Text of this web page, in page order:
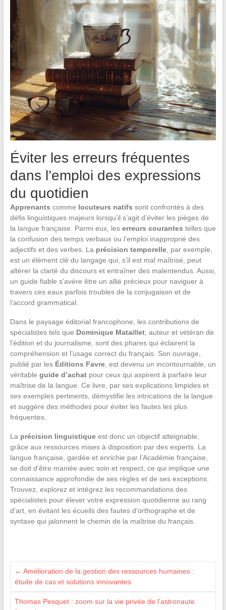
Éviter les erreurs fréquentes
dans l’emploi des expressions
du quotidien
Apprenants comme locuteurs natifs sont confrontés à des
défis linguistiques majeurs lorsqu’il s’agit d’éviter les pièges de
la langue française. Parmi eux, les erreurs courantes telles que
la confusion des temps verbaux ou l’emploi inapproprié des
adjectifs et des verbes. La précision temporelle, par exemple,
est un élément clé du langage qui, s’il est mal maîtrisé, peut
altérer la clarté du discours et entraîner des malentendus. Aussi,
un guide fiable s’avère être un allié précieux pour naviguer à
travers ces eaux parfois troubles de la conjugaison et de
l’accord grammatical.
Dans le paysage éditorial francophone, les contributions de
spécialistes tels que Dominique Mataillet, auteur et vétéran de
l’édition et du journalisme, sont des phares qui éclairent la
compréhension et l’usage correct du français. Son ouvrage,
publié par les Éditions Favre, est devenu un incontournable, un
véritable guide d’achatpour ceux qui aspirent à parfaire leur
maîtrise de la langue. Ce livre, par ses explications limpides et
ses exemples pertinents, démystifie les intrications de la langue
et suggère des méthodes pour éviter les fautes les plus
fréquentes.
La précision linguistiqueest donc un objectif atteignable,
grâce aux ressources mises à disposition par des experts. La
langue française, gardée et enrichie par l’Académie française,
se doit d’être maniée avec soin et respect, ce qui implique une
connaissance approfondie de ses règles et de ses exceptions.
Trouvez, explorez et intégrez les recommandations des
spécialistes pour élever votre expression quotidienne au rang
d’art, en évitant les écueils des fautes d’orthographe et de
syntaxe qui jalonnent le chemin de la maîtrise du français.
← Amélioration de la gestion des ressources humaines :
étude de cas et solutions innovantes
Thomas Pesquet : zoom sur la vie privée de l’astronaute